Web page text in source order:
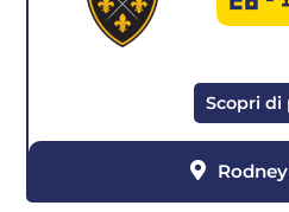
Scopri di